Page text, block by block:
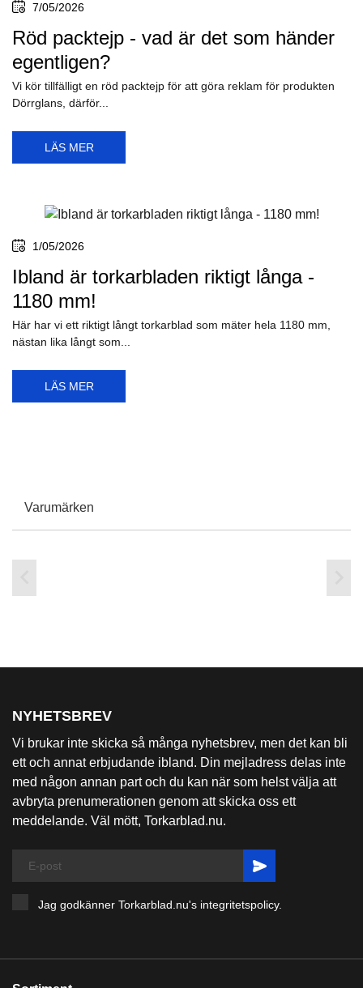
7/05/2026
Röd packtejp - vad är det som händer
egentligen?
Vi kör tillfälligt en röd packtejp för att göra reklam för produkten
Dörrglans, därför...
LÄS MER
1/05/2026
Ibland är torkarbladen riktigt långa -
1180 mm!
Här har vi ett riktigt långt torkarblad som mäter hela 1180 mm,
nästan lika långt som...
LÄS MER
Varumärken
NYHETSBREV
Vi brukar inte skicka så många nyhetsbrev, men det kan bli
ett och annat erbjudande ibland. Din mejladress delas inte
med någon annan part och du kan när som helst välja att
avbryta prenumerationen genom att skicka oss ett
meddelande. Väl mött, Torkarblad.nu.
Jag godkänner Torkarblad.nu's integritetspolicy.